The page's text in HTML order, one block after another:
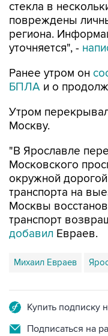
стекла в
повреждены
региона.
уточняется", -
Ранее утром он
БПЛА и о
Утром
Москву.
"В Ярославле
Московского
окружной
транспорта на
Москвы
транспорт
добавил Евраев.
Михаил Евраев
Купить подписку
Подписаться на